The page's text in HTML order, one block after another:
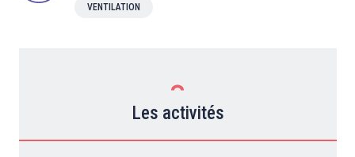
VENTILATION
Les activités